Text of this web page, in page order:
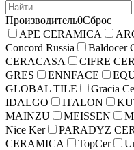
Производитель0Сброс
APE CERAMICA
Concord Russia
Baldocer
CERACASA
CIFRE
GRES
ENNFACE
GLOBAL TILE
Gracia
IDALGO
ITALON
MAINZU
MEISSEN
Nice Ker
PARADYZ
CERAMICA
TopCer